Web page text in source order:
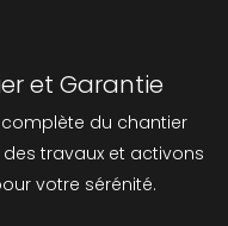
et Garantie
du chantier
travaux et activons
votre sérénité.